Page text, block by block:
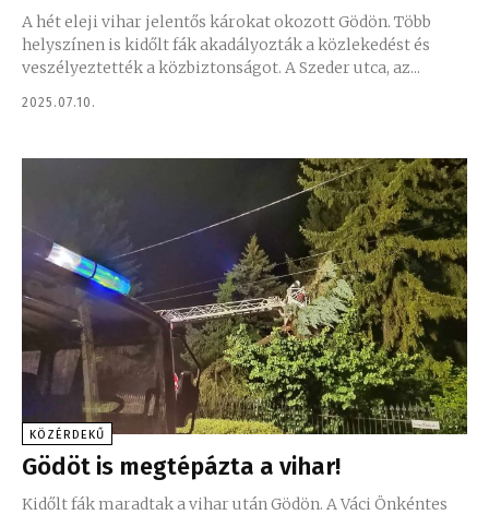
A hét eleji vihar jelentős károkat okozott Gödön. Több
helyszínen is kidőlt fák akadályozták a közlekedést és
veszélyeztették a közbiztonságot. A Szeder utca, az...
2025.07.10.
KÖZÉRDEKŰ
Gödöt is megtépázta a vihar!
Kidőlt fák maradtak a vihar után Gödön. A Váci Önkéntes